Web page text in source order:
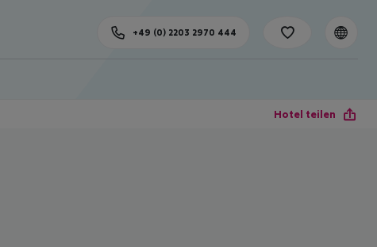
+49 (0) 2203 2970 444
Hotel teilen